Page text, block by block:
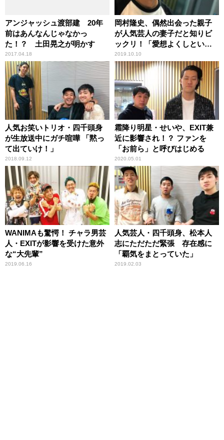
アンジャッシュ渡部建 20年
前はあんなんじゃなかっ
た！？ 土田晃之が明かす
2017.04.18
岡村隆史、偶然出会った親子
が人気芸人の妻子だと知りビ
ックリ！「愛想よくしといて
良かった」
2019.10.10
人気お笑いトリオ・四千頭身
が生放送中にガチ喧嘩 「黙っ
て出ていけ！」
2018.09.12
霜降り明星・せいや、EXIT兼
近に影響され！？ ファンを
「お前ら」と呼びはじめる
2020.05.01
WANIMAも驚愕！ チャラ男芸
人・EXITが影響を受けた意外
な“大先輩”
2019.06.16
人気芸人・四千頭身、松本人
志にただただ緊張 存在感に
「覇気をまとっていた」
2019.02.03